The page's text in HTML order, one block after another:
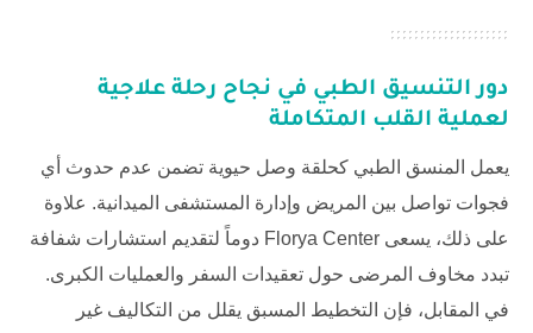
دور التنسيق الطبي في نجاح رحلة علاجية
لعملية القلب المتكاملة
يعمل المنسق الطبي كحلقة وصل حيوية تضمن عدم حدوث أي
فجوات تواصل بين المريض وإدارة المستشفى الميدانية. علاوة
على ذلك، يسعى Florya Center دوماً لتقديم استشارات شفافة
تبدد مخاوف المرضى حول تعقيدات السفر والعمليات الكبرى.
في المقابل، فإن التخطيط المسبق يقلل من التكاليف غير